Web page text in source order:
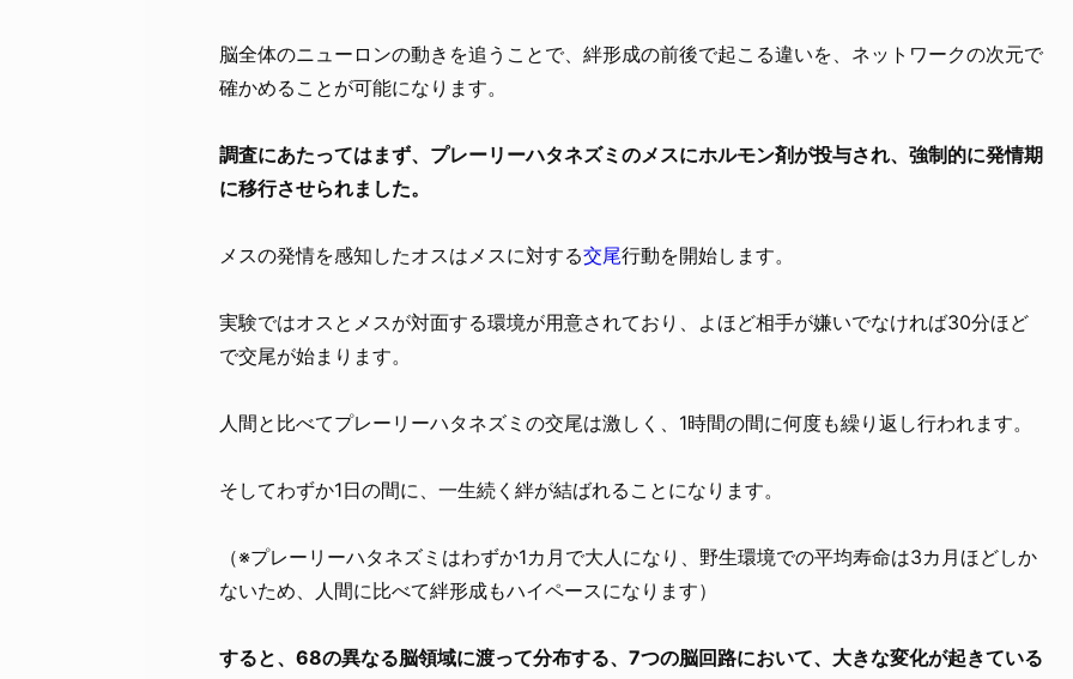
脳全体のニューロンの動きを追うことで、絆形成の前後で起こる違いを、ネットワークの次元で
確かめることが可能になります。
調査にあたってはまず、プレーリーハタネズミのメスにホルモン剤が投与され、強制的に発情期
に移行させられました。
メスの発情を感知したオスはメスに対する交尾行動を開始します。
実験ではオスとメスが対面する環境が用意されており、よほど相手が嫌いでなければ30分ほど
で交尾が始まります。
人間と比べてプレーリーハタネズミの交尾は激しく、1時間の間に何度も繰り返し行われます。
そしてわずか1日の間に、一生続く絆が結ばれることになります。
（※プレーリーハタネズミはわずか1カ月で大人になり、野生環境での平均寿命は3カ月ほどしか
ないため、人間に比べて絆形成もハイペースになります）
すると、68の異なる脳領域に渡って分布する、7つの脳回路において、大きな変化が起きている